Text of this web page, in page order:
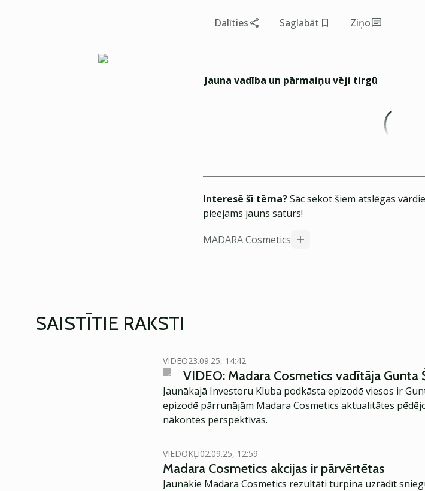
Dalīties Saglabāt Ziņo
Jauna vadība un pārmaiņu vēji tirgū
Interesē šī tēma?Sāc sekot šiem atslēgas
pieejams jauns saturs!
MADARA Cosmetics
SAISTĪTIE RAKSTI
VIDEO23.09.25, 14:42
VIDEO: Madara Cosmetics vadītāja
Jaunākajā Investoru Kluba podkāsta epizodē viesos ir
epizodē pārrunājām Madara Cosmetics aktualitātes
nākontes perspektīvas.
VIEDOKĻI02.09.25, 12:59
Madara Cosmetics akcijas ir pārvērtētas
Jaunākie Madara Cosmetics rezultāti turpina uzrādīt